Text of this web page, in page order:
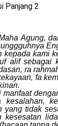
Panjang 2
Agung,
kepada kami
alif sebagai
ra
fa
manfaat
kesalahan,
yang tidak
kesesatan